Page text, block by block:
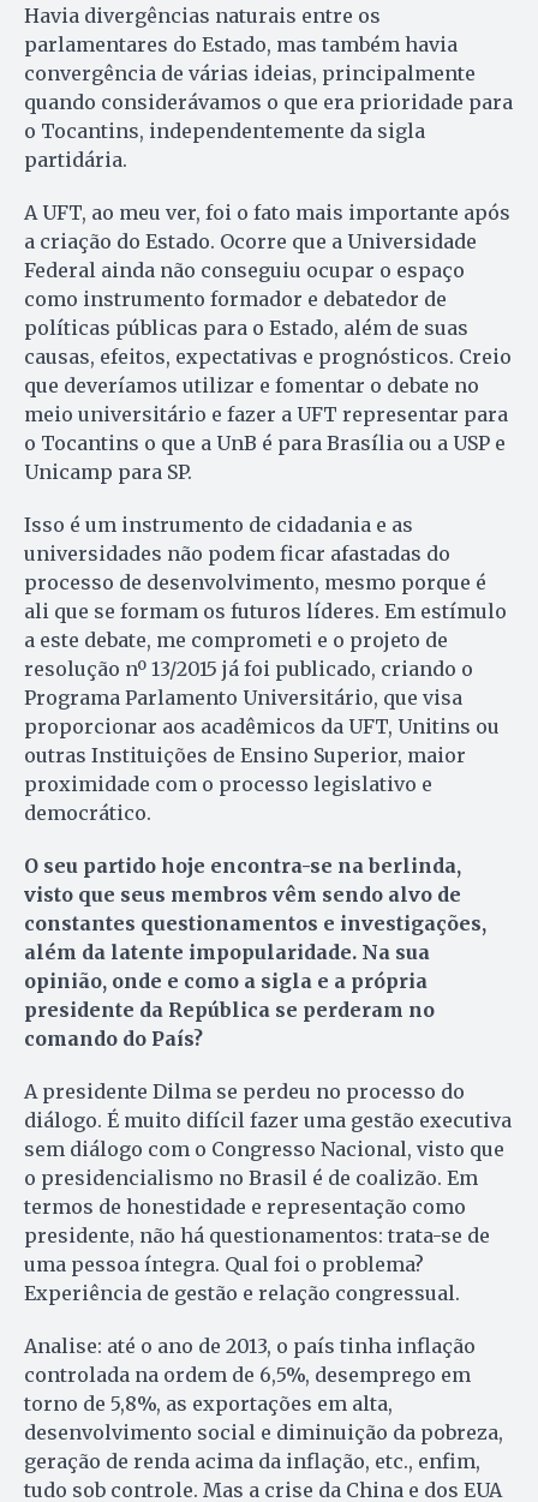
Havia divergências naturais entre os
parlamentares do Estado, mas também havia
convergência de várias ideias, principalmente
quando considerávamos o que era prioridade para
o Tocantins, independentemente da sigla
partidária.
A UFT, ao meu ver, foi o fato mais importante após
a criação do Estado. Ocorre que a Universidade
Federal ainda não conseguiu ocupar o espaço
como instrumento formador e debatedor de
políticas públicas para o Estado, além de suas
causas, efeitos, expectativas e prognósticos. Creio
que deveríamos utilizar e fomentar o debate no
meio universitário e fazer a UFT representar para
o Tocantins o que a UnB é para Brasília ou a USP e
Unicamp para SP.
Isso é um instrumento de cidadania e as
universidades não podem ficar afastadas do
processo de desenvolvimento, mesmo porque é
ali que se formam os futuros líderes. Em estímulo
a este debate, me comprometi e o projeto de
resolução nº 13/2015 já foi publicado, criando o
Programa Parlamento Universitário, que visa
proporcionar aos acadêmicos da UFT, Unitins ou
outras Ins­tituições de Ensino Superior, maior
proximidade com o processo legislativo e
democrático.
O seu partido hoje encontra-se na berlinda,
visto que seus membros vêm sendo alvo de
constantes questionamentos e investigações,
além da latente impopularidade. Na sua
opinião, onde e como a sigla e a própria
presidente da República se perderam no
comando do País?
A presidente Dilma se perdeu no processo do
diálogo. É muito difícil fazer uma gestão executiva
sem diálogo com o Congresso Nacional, visto que
o presidencialismo no Brasil é de coalizão. Em
termos de honestidade e representação como
presidente, não há questionamentos: trata-se de
uma pessoa íntegra. Qual foi o problema?
Experiência de gestão e relação congressual.
Analise: até o ano de 2013, o país tinha inflação
controlada na ordem de 6,5%, desemprego em
torno de 5,8%, as exportações em alta,
desenvolvimento social e diminuição da pobreza,
geração de renda acima da inflação, etc., enfim,
tudo sob controle. Mas a crise da China e dos EUA